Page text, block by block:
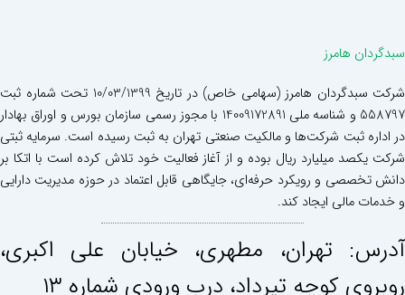
سبدگردان هامرز
شرکت سبدگردان هامرز (سهامی خاص) در تاریخ 10/03/1399 تحت شماره ثبت
558797 و شناسه ملی 14009172891 با مجوز رسمی سازمان بورس و اوراق بهادار
در اداره ثبت شرکت‌ها و مالکیت صنعتی تهران به ثبت رسیده است. سرمایه ثبتی
شرکت یکصد میلیارد ریال بوده و از آغاز فعالیت خود تلاش کرده است با اتکا بر
دانش تخصصی و رویکرد حرفه‌ای، جایگاهی قابل اعتماد در حوزه مدیریت دارایی
و خدمات مالی ایجاد کند.
آدرس: تهران، مطهری، خيابان علی اكبری،
روبروی كوچه تيرداد، درب ورودی شماره ١٣